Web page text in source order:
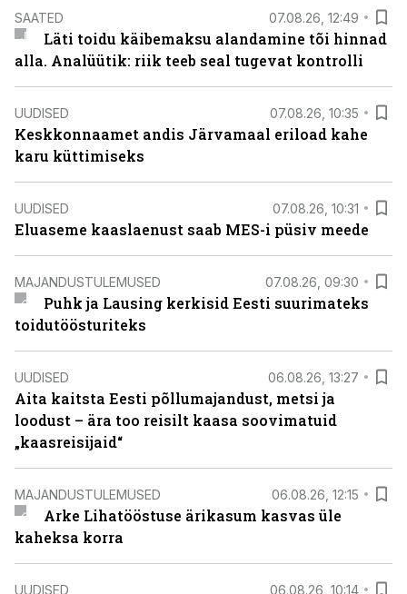
SAATED 07.08.26, 12:49
Läti toidu käibemaksu alandamine tõi hinnad
alla. Analüütik: riik teeb seal tugevat kontrolli
UUDISED 07.08.26, 10:35
Keskkonnaamet andis Järvamaal eriload kahe
karu küttimiseks
UUDISED 07.08.26, 10:31
Eluaseme kaaslaenust saab MES-i püsiv meede
MAJANDUSTULEMUSED 07.08.26, 09:30
Puhk ja Lausing kerkisid Eesti suurimateks
toidutöösturiteks
UUDISED 06.08.26, 13:27
Aita kaitsta Eesti põllumajandust, metsi ja
loodust – ära too reisilt kaasa soovimatuid
„kaasreisijaid“
MAJANDUSTULEMUSED 06.08.26, 12:15
Arke Lihatööstuse ärikasum kasvas üle
kaheksa korra
UUDISED 06.08.26, 10:14